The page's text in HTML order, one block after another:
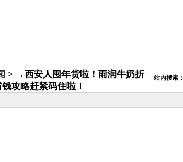
> →西安人囤年货啦！雨润牛奶折
攻略赶紧码住啦！
站内搜索：